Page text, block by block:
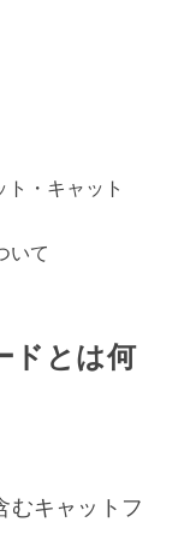
・キャット
いて
ドとは何
むキャットフ